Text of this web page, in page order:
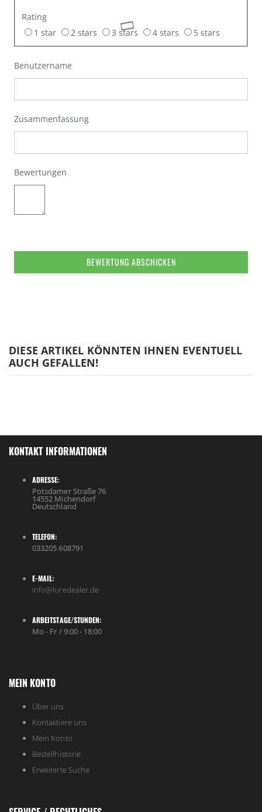
Rating
1 star
2 stars 3 stars 4 stars 5 stars
Benutzername
Zusammenfassung
Bewertungen
BEWERTUNG ABSCHICKEN
DIESE ARTIKEL KÖNNTEN IHNEN EVENTUELL
AUCH GEFALLEN!
KONTAKT INFORMATIONEN
ADRESSE:
Potsdamer Straße 76
14552 Michendorf
Deutschland
TELEFON:
033205 608791
E-MAIL:
info@luredealer.de
ARBEITSTAGE/STUNDEN:
Mo - Fr / 9:00 - 18:00
MEIN KONTO
Über uns
Kontaktiere uns
Mein Konto
Bestellhistorie
Erweiterte Suche